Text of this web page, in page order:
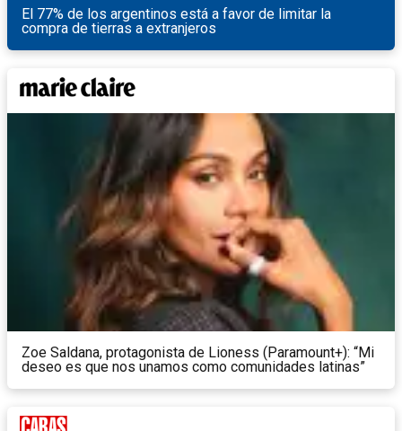
El 77% de los argentinos está a favor de limitar la
compra de tierras a extranjeros
Zoe Saldana, protagonista de Lioness (Paramount+): “Mi
deseo es que nos unamos como comunidades latinas”